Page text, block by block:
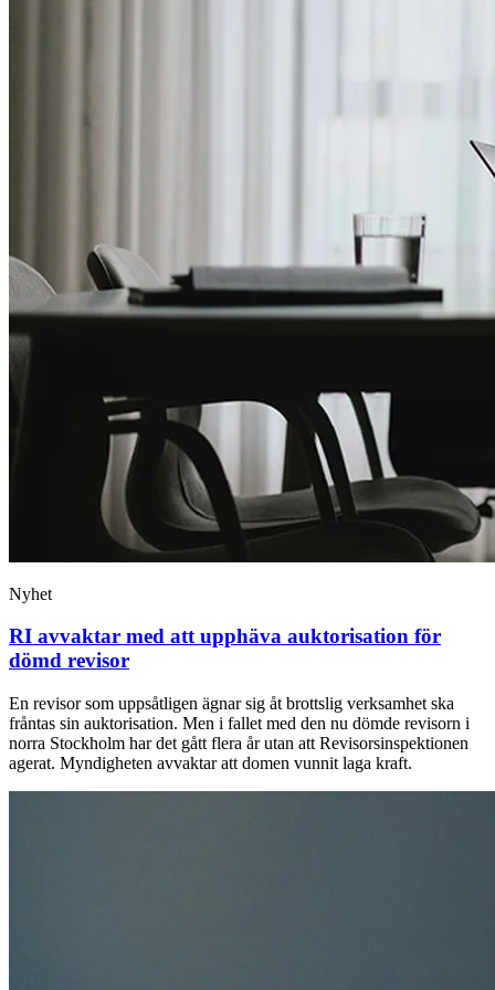
Nyhet
RI avvaktar med att upphäva auktorisation för
dömd revisor
En revisor som uppsåtligen ägnar sig åt brottslig verksamhet ska
fråntas sin auktorisation. Men i fallet med den nu dömde revisorn i
norra Stockholm har det gått flera år utan att Revisorsinspektionen
agerat. Myndigheten avvaktar att domen vunnit laga kraft.